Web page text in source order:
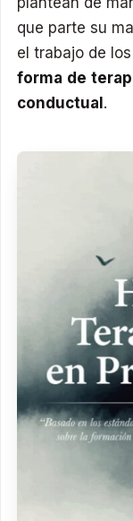
que parte su
el trabajo de
forma de
conductual.